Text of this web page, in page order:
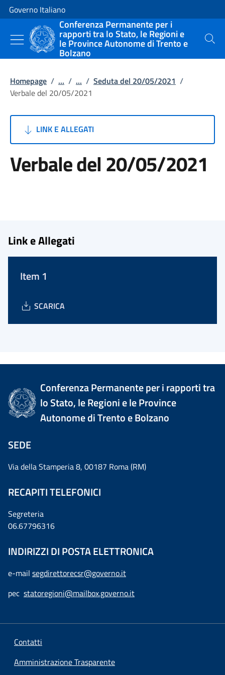
Vai al contenuto
Vai alla navigazione del sito
Governo Italiano
Conferenza Permanente per i
rapporti tra lo Stato, le Regioni e
le Province Autonome di Trento e
Bolzano
Cerca
Homepage / ... / ... / Seduta del 20/05/2021 /
Verbale del 20/05/2021
LINK E ALLEGATI
Verbale del 20/05/2021
Link e Allegati
Item 1
SCARICA
Conferenza Permanente per i rapporti tra
lo Stato, le Regioni e le Province
Autonome di Trento e Bolzano
SEDE
Via della Stamperia 8, 00187 Roma (RM)
RECAPITI TELEFONICI
Segreteria
06.67796316
INDIRIZZI DI POSTA ELETTRONICA
e-mail segdirettorecsr@governo.it
pec statoregioni@mailbox.governo.it
Contatti
Amministrazione Trasparente